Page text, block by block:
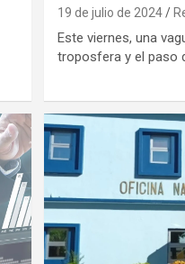
19 de julio de 2024
Este viernes, una
troposfera y el paso